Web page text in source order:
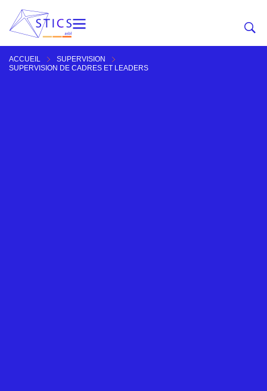
ACCUEIL
SUPERVISION
SUPERVISION DE CADRES ET LEADERS